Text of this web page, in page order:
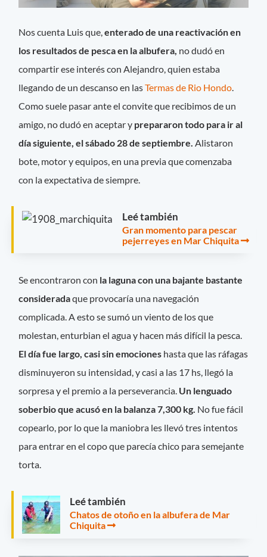
Nos cuenta Luis que,enterado de una reactivación en
los resultados de pesca en la albufera, no dudó en
compartir ese interés con Alejandro, quien estaba
llegando de un descanso en lasTermas de Rio Hondo
Como suele pasar ante el convite que recibimos de un
amigo, no dudó en aceptar y prepararon todo para ir al
día siguiente, el sábado 28 de septiembre. Alistaron
bote, motor y equipos, en una previa que comenzaba
con la expectativa de siempre.
Leé también
Gran momento para pescar
pejerreyes en Mar Chiquita
Se encontraron con la laguna con una bajante bastante
consideradaque provocaría una navegación
complicada. A esto se sumó un viento de los que
molestan, enturbian el agua y hacen más difícil la pesca.
El día fue largo, casi sin emociones hasta que las ráfagas
disminuyeron su intensidad, y casi a las 17 hs, llegó la
sorpresa y el premio a la perseverancia. Un lenguado
soberbio que acusó en la balanza 7,300 kg. No fue fácil
copearlo, por lo que la maniobra les llevó tres intentos
para entrar en el copo que parecía chico para semejante
torta.
Leé también
Chatos de otoño en la albufera de Mar
Chiquita